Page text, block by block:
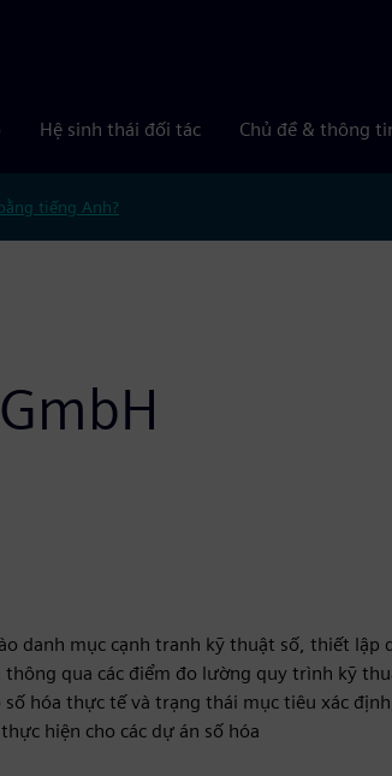
Hệ sinh thái đối tác Chủ đề & thông
tiếng Anh?
danh mục cạnh tranh kỹ thuật số, thiết lập
qua các điểm đo lường quy trình kỹ
hóa thực tế và trạng thái mục tiêu xác
hiện cho các dự án số hóa